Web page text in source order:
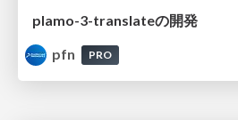
plamo-3-translateの開発
pfn
PRO